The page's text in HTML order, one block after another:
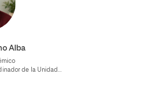
Alba
de la Unidad…